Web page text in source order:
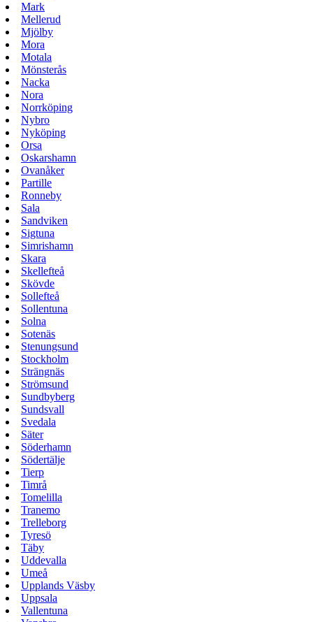
Mark
Mellerud
Mjölby
Mora
Motala
Mönsterås
Nacka
Nora
Norrköping
Nybro
Nyköping
Orsa
Oskarshamn
Ovanåker
Partille
Ronneby
Sala
Sandviken
Sigtuna
Simrishamn
Skara
Skellefteå
Skövde
Sollefteå
Sollentuna
Solna
Sotenäs
Stenungsund
Stockholm
Strängnäs
Strömsund
Sundbyberg
Sundsvall
Svedala
Säter
Söderhamn
Södertälje
Tierp
Timrå
Tomelilla
Tranemo
Trelleborg
Tyresö
Täby
Uddevalla
Umeå
Upplands Väsby
Uppsala
Vallentuna